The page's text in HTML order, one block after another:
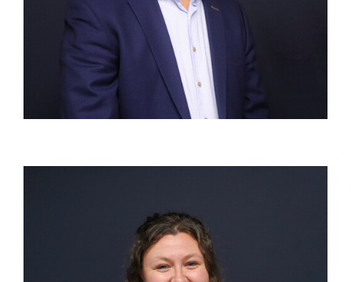
Teamleider en directie